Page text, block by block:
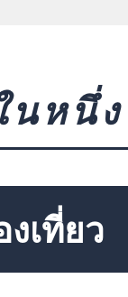
นหนึ่
เที่ยว